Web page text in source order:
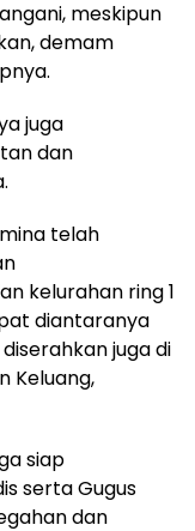
meskipun
demam
juga
dan
telah
kelurahan ring 1
diantaranya
juga di
Keluang,
siap
serta Gugus
dan